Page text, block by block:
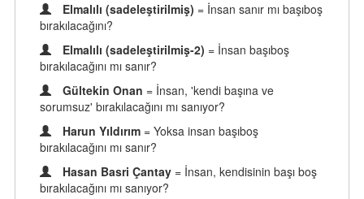
Elmalılı (sadeleştirilmiş) = İnsan sanır mı başıboş
bırakılacağını?
Elmalılı (sadeleştirilmiş-2) = İnsan başıboş
bırakılacağını mı sanır?
Gültekin Onan = İnsan, 'kendi başına ve
sorumsuz' bırakılacağını mı sanıyor?
Harun Yıldırım = Yoksa insan başıboş
bırakılacağını mı sanır?
Hasan Basri Çantay = İnsan, kendisinin başı boş
bırakılacağını mı sanıyor?